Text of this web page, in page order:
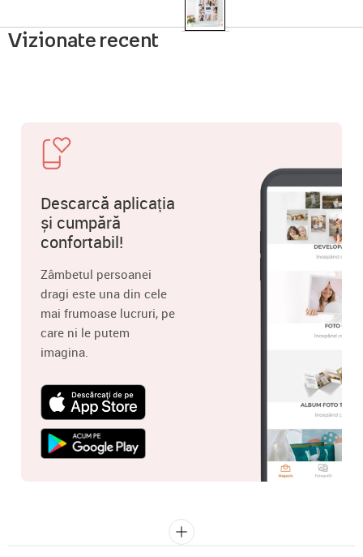
Vizionate recent
Descarcă aplicația
și cumpără
confortabil!
Zâmbetul persoanei
dragi este una din cele
mai frumoase lucruri, pe
care ni le putem
imagina.